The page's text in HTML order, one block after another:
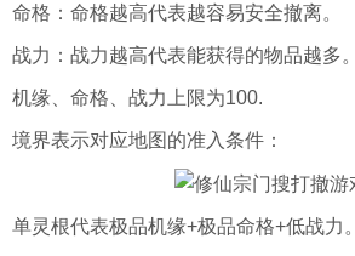
命格：命格越高代表越容易安全撤离。
战力：战力越高代表能获得的物品越多。
机缘、命格、战力上限为100.
境界表示对应地图的准入条件：
单灵根代表极品机缘+极品命格+低战力。